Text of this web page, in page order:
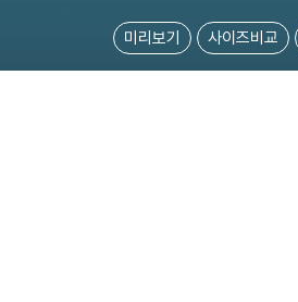
미리보기 사이즈비교